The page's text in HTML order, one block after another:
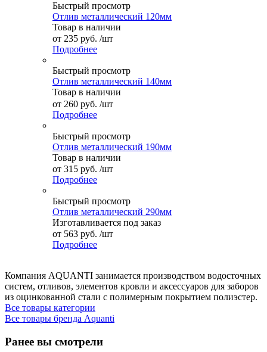
Быстрый просмотр
Отлив металлический 120мм
Товар в наличии
от 235 руб. /шт
Подробнее
Быстрый просмотр
Отлив металлический 140мм
Товар в наличии
от 260 руб. /шт
Подробнее
Быстрый просмотр
Отлив металлический 190мм
Товар в наличии
от 315 руб. /шт
Подробнее
Быстрый просмотр
Отлив металлический 290мм
Изготавливается под заказ
от 563 руб. /шт
Подробнее
Компания AQUANTI занимается производством водосточных
систем, отливов, элементов кровли и аксессуаров для заборов
из оцинкованной стали с полимерным покрытием полиэстер.
Все товары категории
Все товары бренда Aquanti
Ранее вы смотрели